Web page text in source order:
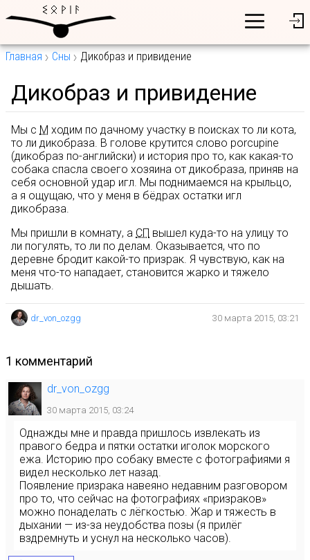
Главная Сны Дикобраз и привидение
Дикобраз и привидение
Мы с М ходим по дачному участку в поисках то ли кота,
то ли дикобраза. В голове крутится слово porcupine
(дикобраз по-английски) и история про то, как какая-то
собака спасла своего хозяина от дикобраза, приняв на
себя основной удар игл. Мы поднимаемся на крыльцо,
а я ощущаю, что у меня в бёдрах остатки игл
дикобраза.
Мы пришли в комнату, а СП вышел куда-то на улицу то
ли погулять, то ли по делам. Оказывается, что по
деревне бродит какой-то призрак. Я чувствую, как на
меня что-то нападает, становится жарко и тяжело
дышать.
dr_von_ozgg 30 марта 2015, 03:21
1 комментарий
dr_von_ozgg
30 марта 2015, 03:24
Однажды мне и правда пришлось извлекать из
правого бедра и пятки остатки иголок морского
ежа. Историю про собаку вместе с фотографиями я
видел несколько лет назад.
Появление призрака навеяно недавним разговором
про то, что сейчас на фотографиях «призраков»
можно понаделать с лёгкостью. Жар и тяжесть в
дыхании — из-за неудобства позы (я прилёг
вздремнуть и уснул на несколько часов).